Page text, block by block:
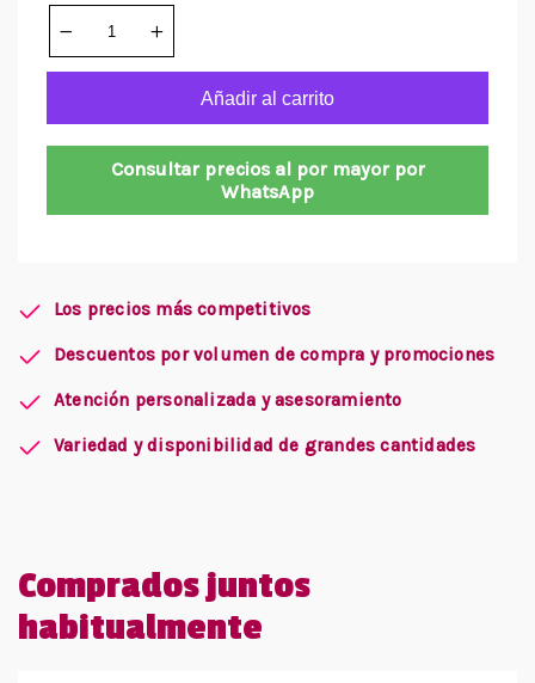
Añadir al carrito
Consultar precios al por mayor por
WhatsApp
Los precios más competitivos
Descuentos por volumen de compra y promociones
Atención personalizada y asesoramiento
Variedad y disponibilidad de grandes cantidades
Comprados juntos
habitualmente